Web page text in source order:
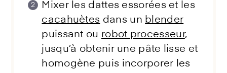
Mixer les dattes essorées et les
cacahuètes dans un blender
puissant ou robot processeur,
jusqu’à obtenir une pâte lisse et
homogène puis incorporer les